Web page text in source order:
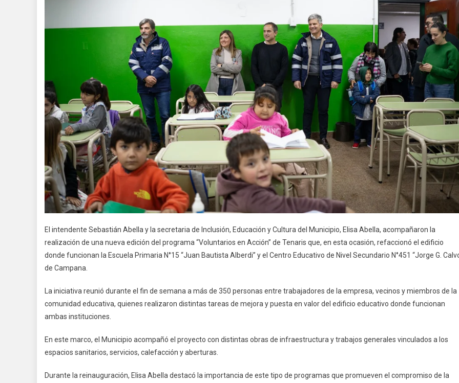
El intendente Sebastián Abella y la secretaria de Inclusión, Educación y Cultura del Municipio, Elisa Abella, acompañaron la
realización de una nueva edición del programa “Voluntarios en Acción” de Tenaris que, en esta ocasión, refaccionó el edificio
donde funcionan la Escuela Primaria N°15 “Juan Bautista Alberdi” y el Centro Educativo de Nivel Secundario N°451 “Jorge G.
de Campana.
La iniciativa reunió durante el fin de semana a más de 350 personas entre trabajadores de la empresa, vecinos y miembros de la
comunidad educativa, quienes realizaron distintas tareas de mejora y puesta en valor del edificio educativo donde funcionan
ambas instituciones.
En este marco, el Municipio acompañó el proyecto con distintas obras de infraestructura y trabajos generales vinculados a los
espacios sanitarios, servicios, calefacción y aberturas.
Durante la reinauguración, Elisa Abella destacó la importancia de este tipo de programas que promueven el compromiso de la